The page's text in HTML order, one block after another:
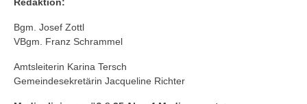
Bgm. Josef Zottl
VBgm. Franz Schrammel
Amtsleiterin Karina Tersch
Gemeindesekretärin Jacqueline Richter